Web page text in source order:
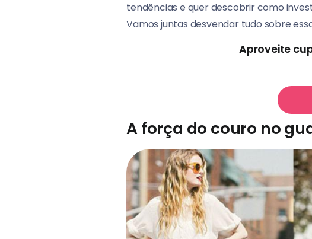
tendências e quer descobrir como
Vamos juntas desvendar tudo sobre
Aproveite
A força do couro no